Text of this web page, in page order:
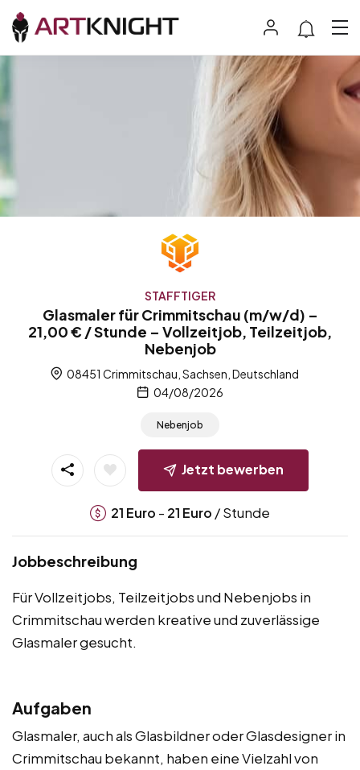
STAFFTIGER
Glasmaler für Crimmitschau (m/w/d) –
21,00 € / Stunde – Vollzeitjob, Teilzeitjob,
Nebenjob
08451 Crimmitschau, Sachsen, Deutschland
04/08/2026
Nebenjob
Jetzt bewerben
21 Euro - 21 Euro / Stunde
Jobbeschreibung
Für Vollzeitjobs, Teilzeitjobs und Nebenjobs in
Crimmitschau werden kreative und zuverlässige
Glasmaler gesucht.
Aufgaben
Glasmaler, auch als Glasbildner oder Glasdesigner in
Crimmitschau bekannt, haben eine Vielzahl von